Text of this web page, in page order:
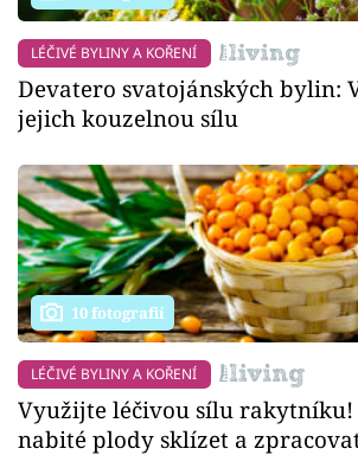
LÉČIVÉ BYLINY A KOŘENÍ
Devatero svatojánských bylin:
jejich kouzelnou sílu
10 fotografií
LÉČIVÉ BYLINY A KOŘENÍ
Využijte léčivou sílu rakytníku!
nabité plody sklízet a